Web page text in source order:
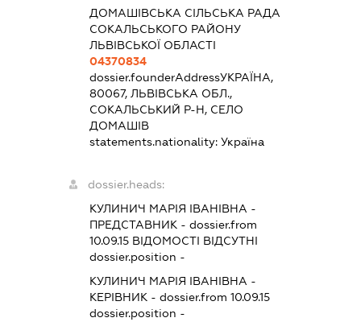
ДОМАШІВСЬКА СІЛЬСЬКА РАДА
СОКАЛЬСЬКОГО РАЙОНУ
ЛЬВІВСЬКОЇ ОБЛАСТІ
04370834
dossier.founderAddressУКРАЇНА,
80067, ЛЬВІВСЬКА ОБЛ.,
СОКАЛЬСЬКИЙ Р-Н, СЕЛО
ДОМАШІВ
statements.nationality:Україна
dossier.heads:
КУЛИНИЧ МАРІЯ ІВАНІВНА -
ПРЕДСТАВНИК - dossier.from
10.09.15 ВІДОМОСТІ ВІДСУТНІ
dossier.position -
КУЛИНИЧ МАРІЯ ІВАНІВНА -
КЕРІВНИК - dossier.from 10.09.15
dossier.position -